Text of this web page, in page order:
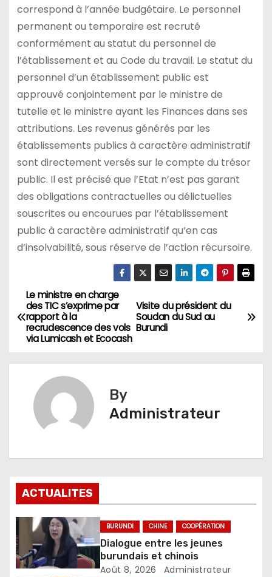
correspond à l’année budgétaire. Le personnel
permanent ou temporaire est recruté
conformément au statut du personnel de
l’établissement et au Code du travail. Le statut du
personnel d’un établissement public est
approuvé conjointement par le ministre de
tutelle et le ministre ayant les Finances dans ses
attributions. Les revenus générés par les
établissements publics à caractère administratif
sont directement versés sur le compte du trésor
public. Il est précisé que l’Etat n’est pas garant
des obligations contractuelles ou délictuelles
souscrites ou encourues par l’établissement
public à caractère administratif qu’en cas
d’insolvabilité, sous réserve de l’action récursoire.
Navigation
de
Visite du président du
Soudan du Sud au
Burundi
Le ministre en charge
des TIC s’exprime par
rapport à la
recrudescence des vols
via Lumicash et Ecocash
By
Administrateur
ACTUALITES
BURUNDI CHINE COOPÉRATION
Dialogue entre les jeunes
burundais et chinois
Août 8, 2026 Administrateur